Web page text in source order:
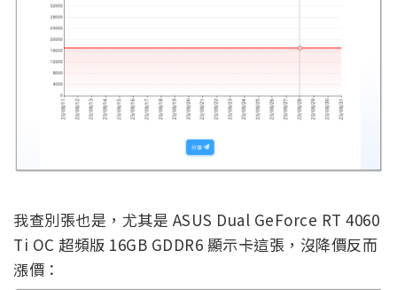
我查別張也是，尤其是 ASUS Dual GeForce RT 4060
Ti OC 超頻版 16GB GDDR6 顯示卡這張，沒降價反而
漲價：